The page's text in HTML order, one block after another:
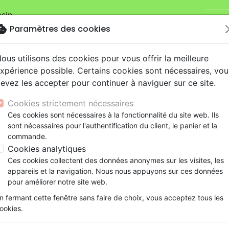
Je
sur la boutiqueLa Maison de la Bible Suisse
NouveautésBibles
Testaments
Etude biblique
NEG
Bandes dessinées
Souffrance, Relation d'aide
Santé
Événements actuels
Couple
Découverte de la foi
Souffrance, Relation d'aide
Psychologie
ans
Adolescents, jeunes
Latino, Folk
Soul
Rap, Hip-hop
Louange, Adoration
Hardrock, Métal
animés
conférences
Films, fiction
Jeux
Eggen
a été pendant plusieurs années responsable du
La Rébellution, le blog jeunesse d’Evangile 21, dans le
livreUne vie de défis. Alors qu’il était en train de
de sa vie, tout change lorsqu’il reçoit
Paramètres des cookies
utilisons des cookies pour vous offrir la meilleure
possible. Certains cookies sont nécessaires,
les accepter pour continuer à naviguer sur ce site.
Cookies strictement nécessaires
Ces cookies sont nécessaires à la fonctionnalité du site web. Ils
sont nécessaires pour l'authentification du client, le panier et la
commande.
Cookies analytiques
Ces cookies collectent des données anonymes sur les visites, les
appareils et la navigation. Nous nous appuyons sur ces données
pour améliorer notre site web.
fermant cette fenêtre sans faire de choix, vous acceptez tous les